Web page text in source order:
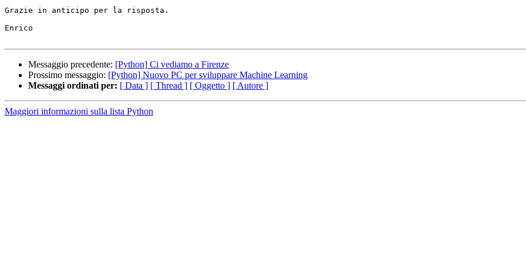
Grazie in anticipo per la risposta.
Enrico
Messaggio precedente: [Python] Ci vediamo a Firenze
Prossimo messaggio: [Python] Nuovo PC per sviluppare Machine Learning
Messaggi ordinati per: [ Data ] [ Thread ] [ Oggetto ] [ Autore ]
Maggiori informazioni sulla lista Python